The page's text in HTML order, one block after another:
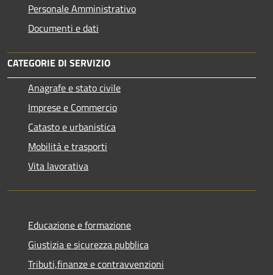
Personale Amministrativo
Documenti e dati
CATEGORIE DI SERVIZIO
Anagrafe e stato civile
Imprese e Commercio
Catasto e urbanistica
Mobilità e trasporti
Vita lavorativa
Educazione e formazione
Giustizia e sicurezza pubblica
Tributi,finanze e contravvenzioni